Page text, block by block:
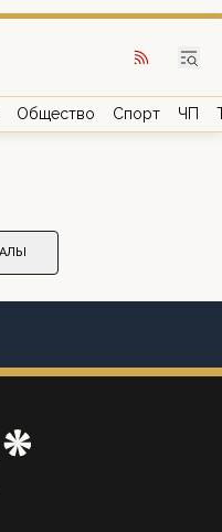
Общество Спорт ЧП